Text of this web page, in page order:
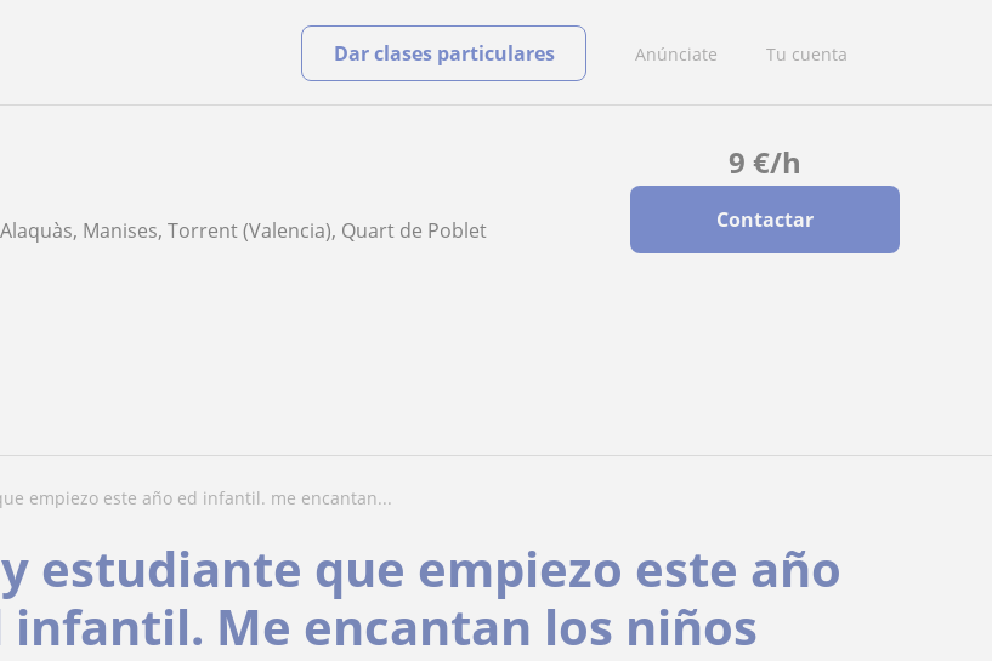
Anúnciate Tu cuenta
Dar clases particulares
9 €/h
Contactar
Manises, Torrent (Valencia), Quart de Poblet
empiezo este año ed infantil. me encantan...
estudiante que empiezo este año
infantil. Me encantan los niños